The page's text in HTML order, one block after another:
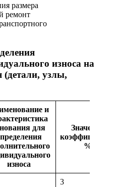
размера
ремонт
износа на
узлы,
и
для
износа
Значение
%
3